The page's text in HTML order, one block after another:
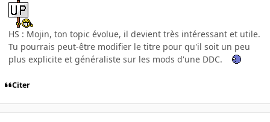
HS : Mojin, ton topic évolue, il devient très intéressant et utile.
Tu pourrais peut-être modifier le titre pour qu'il soit un peu
plus explicite et généraliste sur les mods d'une DDC.
Citer